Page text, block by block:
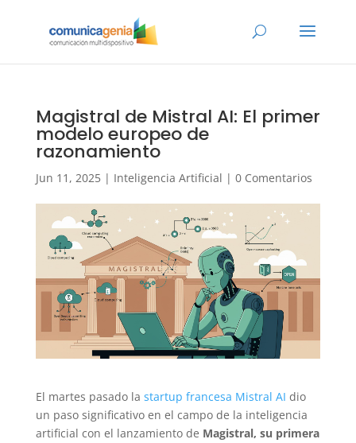
Magistral de Mistral AI: El primer
modelo europeo de
razonamiento
Jun 11, 2025| Inteligencia Artificial | 0 Comentarios
El martes pasado la startup francesa Mistral AI dio
un paso significativo en el campo de la inteligencia
artificial con el lanzamiento de Magistral, su primera